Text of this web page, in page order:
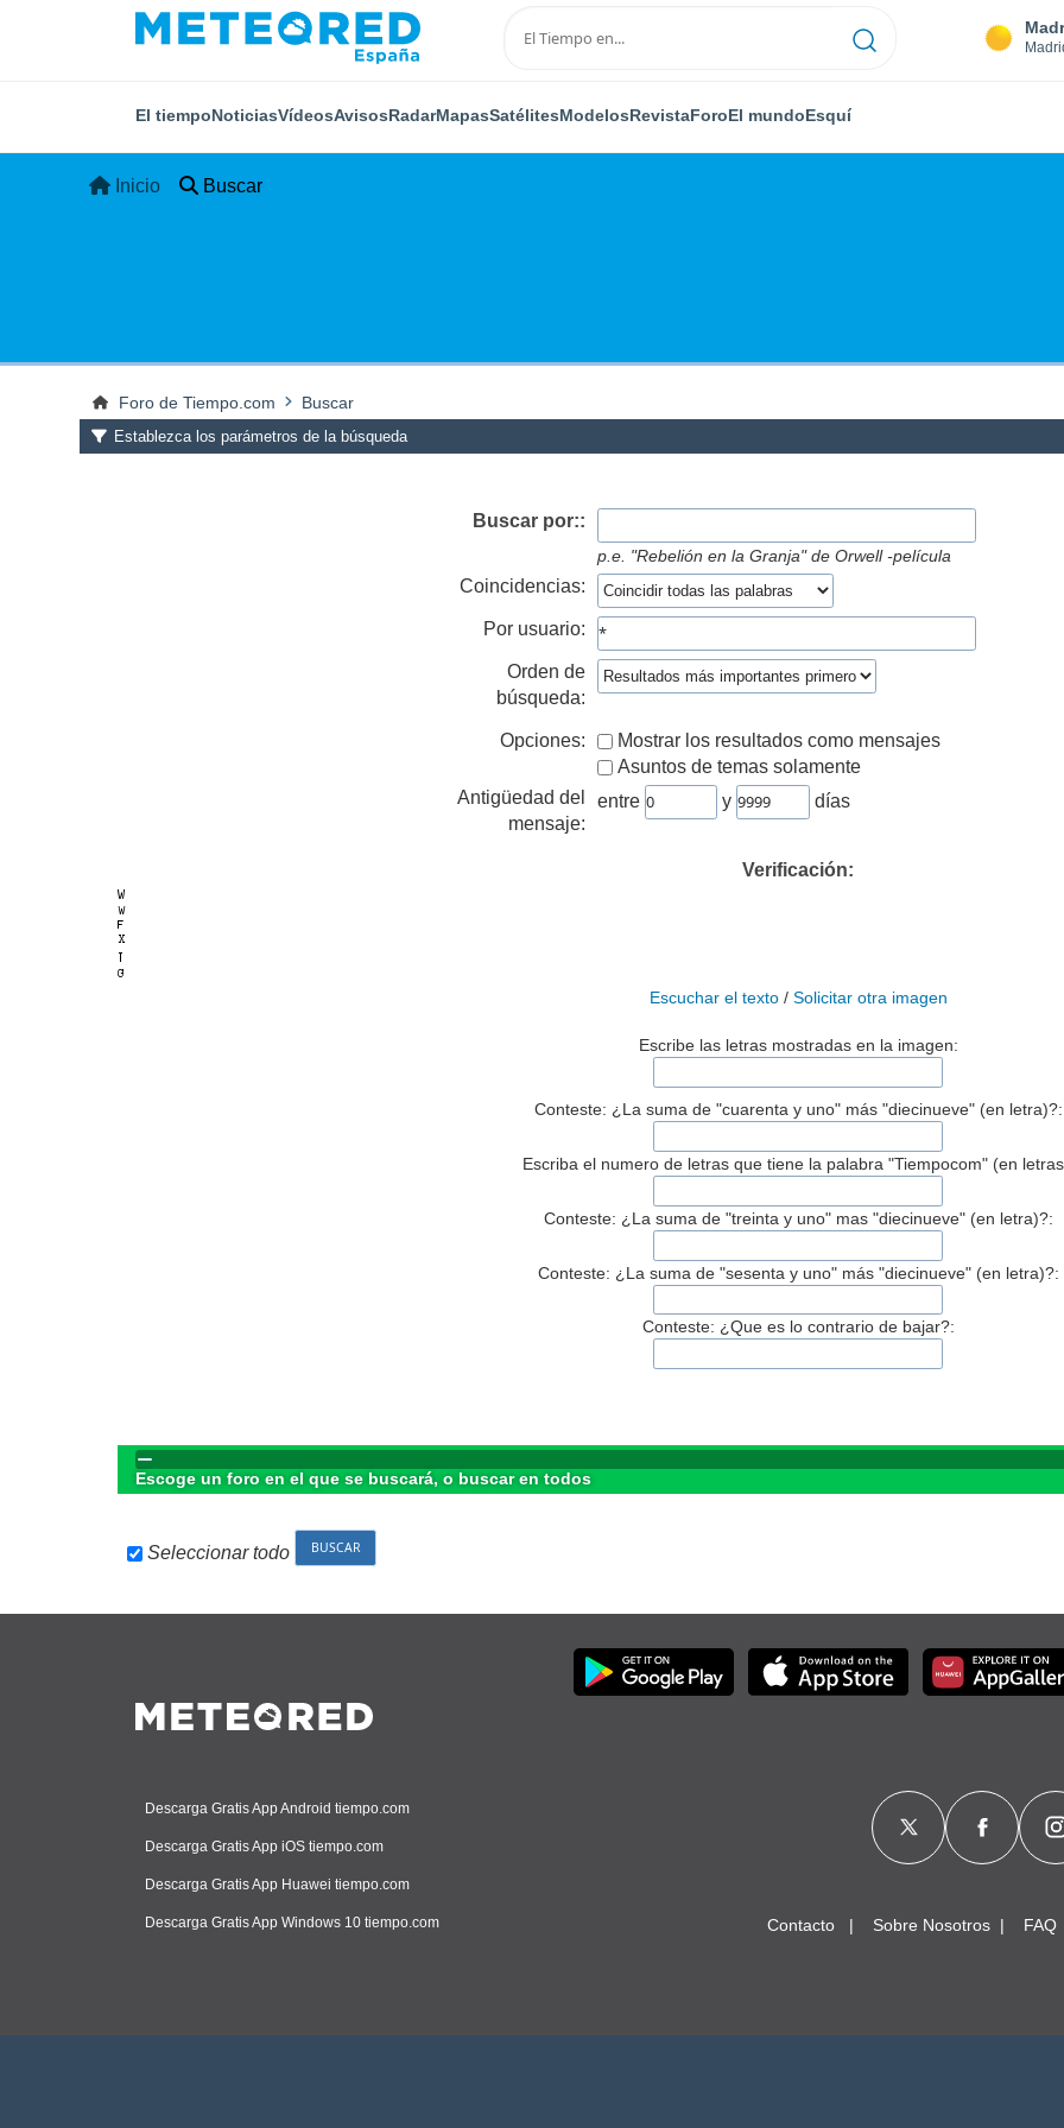
El tiempoNoticiasVídeosAvisosRadarMapasSatélitesModelosRevistaForoEl mundoEsquí
Inicio Buscar
Foro de Tiempo.com Buscar
Establezca los parámetros de la búsqueda
Buscar por::
p.e. "Rebelión en la Granja" de Orwell -película
Coincidencias:
Por usuario:
Orden de
búsqueda:
Opciones:
Mostrar los resultados como mensajes
Asuntos de temas solamente
Antigüedad del
mensaje:
entre y días
Verificación:
Escuchar el texto/ Solicitar otra imagen
Escribe las letras mostradas en la imagen:
Conteste: ¿La suma de "cuarenta y uno" más "diecinueve" (en letra)?:
Escriba el numero de letras que tiene la palabra "Tiempocom" (en
Conteste: ¿La suma de "treinta y uno" mas "diecinueve" (en letra)?:
Conteste: ¿La suma de "sesenta y uno" más "diecinueve" (en letra)?:
Conteste: ¿Que es lo contrario de bajar?:
Escoge un foro en el que se buscará, o buscar en todos
Seleccionar todo
Descarga Gratis App Android tiempo.com
Descarga Gratis App iOS tiempo.com
Descarga Gratis App Huawei tiempo.com
Descarga Gratis App Windows 10 tiempo.com Contacto Sobre Nosotros FAQ